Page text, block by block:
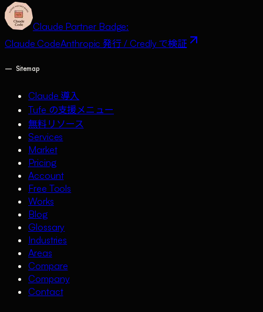
Claude Partner Badge:
Claude CodeAnthropic 発行 / Credly で検証
— Sitemap
Claude 導入
Tufe の支援メニュー
無料リソース
Services
Market
Pricing
Account
Free Tools
Works
Blog
Glossary
Industries
Areas
Compare
Company
Contact